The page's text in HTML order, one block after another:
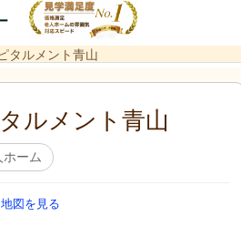
タルメント青山
ルメント青山
ーム
地図を見る